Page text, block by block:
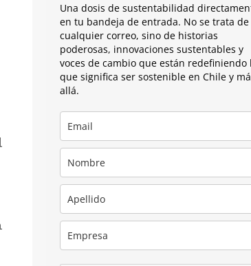
Una dosis de sustentabilidad
en tu bandeja de entrada. No se trata de
cualquier correo, sino de historias
poderosas, innovaciones sustentables y
voces de cambio que están redefiniendo
que significa ser sostenible en Chile y
allá.